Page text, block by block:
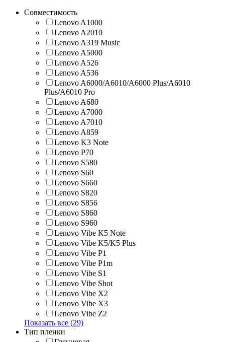
Совместимость
Lenovo A1000
Lenovo A2010
Lenovo A319 Music
Lenovo A5000
Lenovo A526
Lenovo A536
Lenovo A6000/A6010/A6000 Plus/A6010
Plus/A6010 Pro
Lenovo A680
Lenovo A7000
Lenovo A7010
Lenovo A859
Lenovo K3 Note
Lenovo P70
Lenovo S580
Lenovo S60
Lenovo S660
Lenovo S820
Lenovo S856
Lenovo S860
Lenovo S960
Lenovo Vibe K5 Note
Lenovo Vibe K5/K5 Plus
Lenovo Vibe P1
Lenovo Vibe P1m
Lenovo Vibe S1
Lenovo Vibe Shot
Lenovo Vibe X2
Lenovo Vibe X3
Lenovo Vibe Z2
Показать все (29)
Тип пленки